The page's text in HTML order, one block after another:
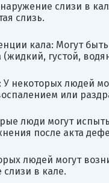
слизи в
слизь.
кала: Могут
густой,
некоторых людей
или
люди могут
после акта
людей могут
в кале.